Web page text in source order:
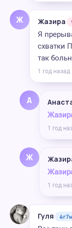
Ж Жазира
Я
схватки
так
1 год назад
А
1 год
Ж
1 год
Гуля 4г7м